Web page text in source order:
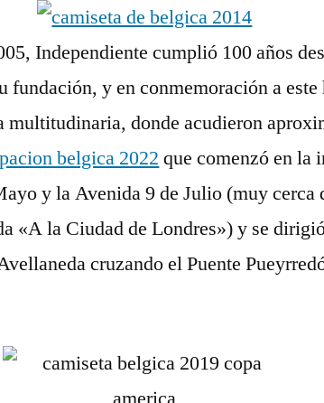
Independiente cumplió 100 años
fundación, y en conmemoración a este
multitudinaria, donde acudieron
belgica 2022 que comenzó en la
y la Avenida 9 de Julio (muy cerca
«A la Ciudad de Londres») y se
cruzando el Puente